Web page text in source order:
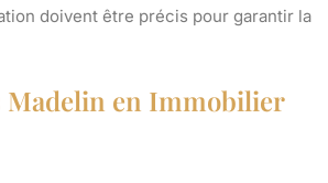
doivent être précis pour garantir la
Madelin en Immobilier